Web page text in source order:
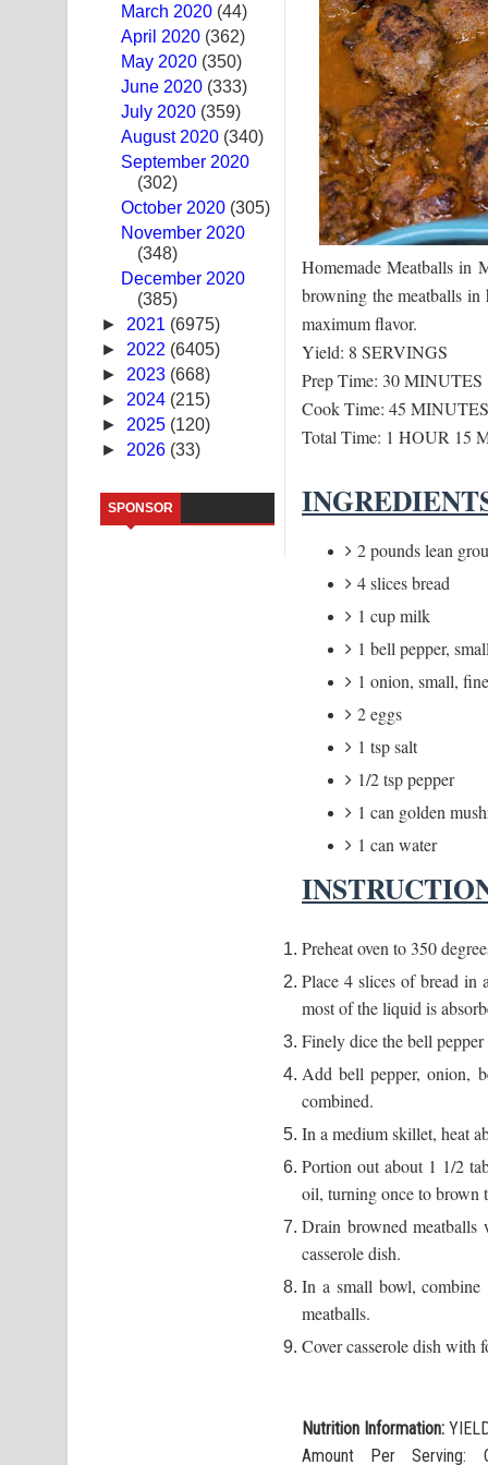
Sandak Awith Song Lyrics - සඳක් ඇවිත් ගීතයේ පද
Swetha Sande Song Lyrics - ශ්වේත සඳේ ගීතයේ පද
Ma Igili Giya Lyrics - මා ඉගිලී ගියා ගීතයේ පද පෙළ
Ras Balan Song Lyrics - රැස් බලන් ගීතයේ පද පෙළ
Hoda sihiyen Song Lyrics - හොද සිහියෙන් ගීතයේ
Pa Sina Song Lyrics - පෑ සිනා ගීතයේ පද පෙළ
Pemwanthiye Song Lyrics - පෙම්වන්තියේ ගීතයේ පද
Manobhawa Song Lyrics - මනෝභව ගීතයේ පද පෙළ
Akahe Indala Song Lyrics - ආකාහේ ඉඳලා ගීතයේ
Saddeta Denna Song Lyrics - සද්දෙට දෙන්න ගීතයේ
Aramuna Song Lyrics - අරමුණ ගීතයේ පද පෙළ
Sandata Duka Hithila Song Lyrics - සඳට දුක
Sihina Song Lyrics - සිහින ගීතයේ පද පෙළ
Father Song Lyrics - ෆාදර් ගීතයේ පද පෙළ
March 2020 (44)
April 2020 (362)
May 2020 (350)
June 2020 (333)
July 2020 (359)
August 2020 (340)
September 2020
(302)
October 2020 (305)
November 2020
(348)
December 2020
(385)
► 2021 (6975)
► 2022 (6405)
► 2023 (668)
► 2024 (215)
► 2025 (120)
► 2026 (33)
SPONSOR
Homemade Meatballs in
browning the meatballs
maximum flavor.
Yield: 8 SERVINGS
Prep Time: 30 MINUTES
Cook Time: 45 MINUTES
Total Time: 1 HOUR 15
2 pounds lean
4 slices bread
1 cup milk
1 bell pepper,
1 onion, small,
2 eggs
1 tsp salt
1/2 tsp pepper
1 can golden
1 can water
Preheat oven to 350
Place 4 slices of bread in
most of the liquid is
Finely dice the bell
Add bell pepper, onion,
combined.
In a medium skillet, heat
Portion out about 1 1/2
oil, turning once to brown
Drain browned meatballs
casserole dish.
In a small bowl,
meatballs.
Cover casserole dish with
Nutrition Information:
Amount Per Serving: